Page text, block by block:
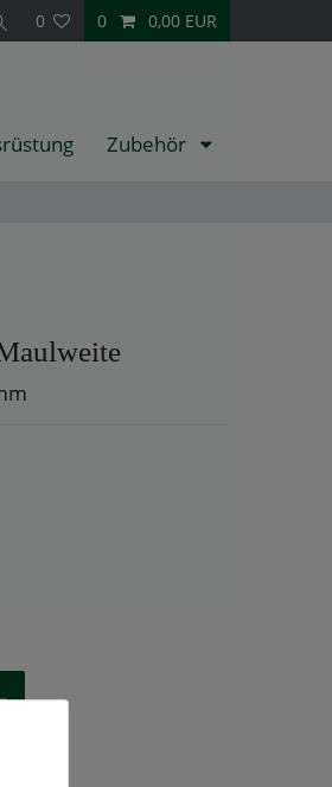
0 0 0,00 EUR
Zubehör